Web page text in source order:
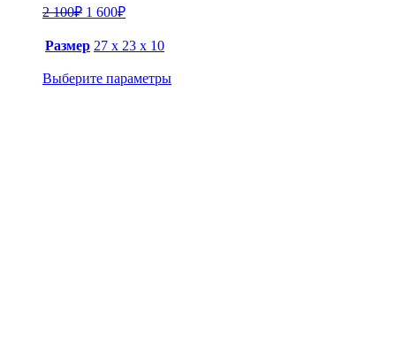
2 100₽ Первоначальная
составляла
2
100₽.
1 600₽Текущая
1
Размер 27 х 23 х 10
Выберите параметры